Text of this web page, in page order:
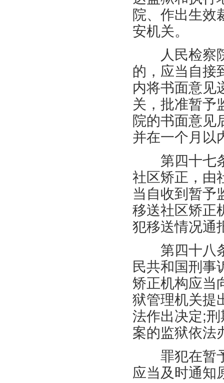
院、作出生效
安机关。
人民检察院
的，应当自接
内将书面意见
关，批准暂予
院的书面意见
并在一个月以
第四十七条
社区矫正，由
当自收到暂予
移送社区矫正
犯移送情况通
第四十八条
民共和国刑事
矫正机构应当
狱管理机关提
法作出决定;刑
案的监狱依法
罪犯在暂予
应当及时通知